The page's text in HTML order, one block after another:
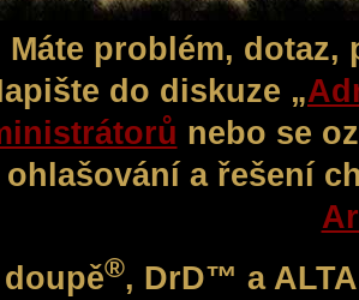
Máte problém,
do diskuze „
nebo se
ohlašování a řešení
®, DrD™ a